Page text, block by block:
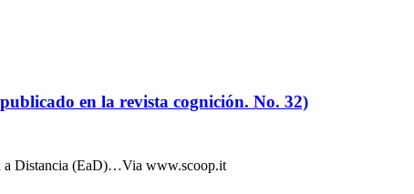
en la revista cognición. No. 32)
a Distancia (EaD)…Via www.scoop.it